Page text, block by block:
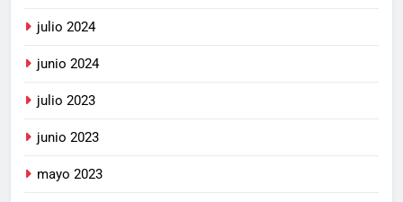
julio 2024
junio 2024
julio 2023
junio 2023
mayo 2023